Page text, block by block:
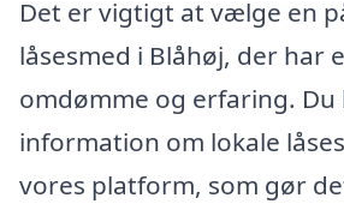
Det er vigtigt at vælge en
låsesmed i Blåhøj, der har
omdømme og erfaring. Du
information om lokale
vores platform, som gør